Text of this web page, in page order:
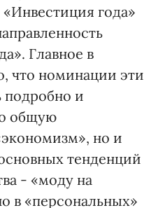
года»
Главное в
что номинации эти
подробно и
общую
но и
тенденций
- «моду на
в «персональных»